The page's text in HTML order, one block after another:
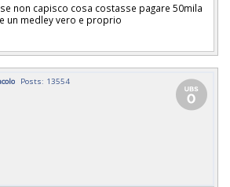
non capisco cosa costasse pagare 50mila
un medley vero e proprio
Posts: 13554